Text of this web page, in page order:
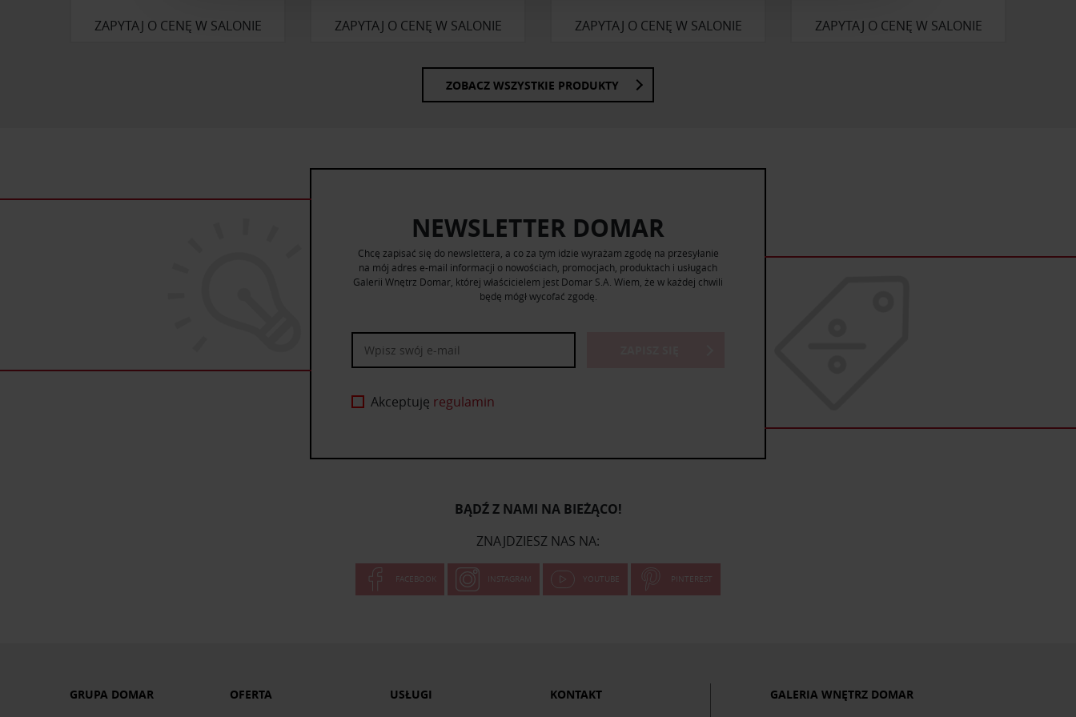
reklamowym i analitycznym. Partnerzy mogą połączyć te informacje z innymi danymi otrzymanymi od Ciebie lub
uzyskanymi podczas korzystania z ich usług.
ZAPYTAJ O CENĘ W SALONIE ZAPYTAJ O CENĘ W SALONIE ZAPYTAJ O CENĘ W SALONIE ZAPYTAJ O CENĘ W SALONIE
ZOBACZ WSZYSTKIE PRODUKTY
NEWSLETTER DOMAR
Chcę zapisać się do newslettera, a co za tym idzie wyrażam zgodę na przesyłanie
na mój adres e-mail informacji o nowościach, promocjach, produktach i usługach
Galerii Wnętrz Domar, której właścicielem jest Domar S.A. Wiem, że w każdej chwili
będę mógł wycofać zgodę.
Akceptuję regulamin
BĄDŹ Z NAMI NA BIEŻĄCO!
ZNAJDZIESZ NAS NA:
FACEBOOK INSTAGRAM YOUTUBE PINTEREST
GRUPA DOMAR OFERTA USŁUGI KONTAKT
GALERIA WNĘTRZ DOMAR